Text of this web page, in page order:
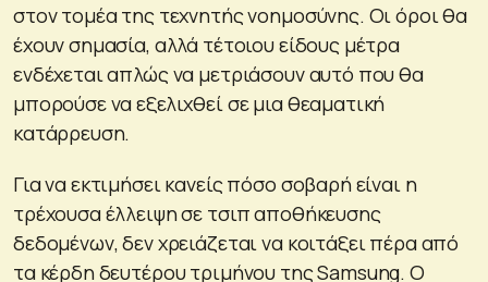
στον τομέα της τεχνητής νοημοσύνης. Οι όροι θα
έχουν σημασία, αλλά τέτοιου είδους μέτρα
ενδέχεται απλώς να μετριάσουν αυτό που θα
μπορούσε να εξελιχθεί σε μια θεαματική
κατάρρευση.
Για να εκτιμήσει κανείς πόσο σοβαρή είναι η
τρέχουσα έλλειψη σε τσιπ αποθήκευσης
δεδομένων, δεν χρειάζεται να κοιτάξει πέρα από
τα κέρδη δευτέρου τριμήνου της Samsung. Ο